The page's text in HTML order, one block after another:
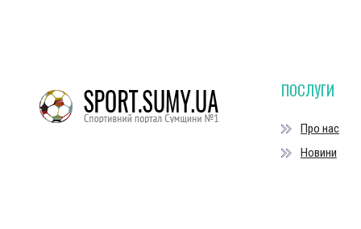
ПОСЛУГИ
Про нас
Новини